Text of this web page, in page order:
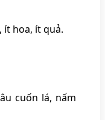
ít hoa, ít quả.
cuốn lá, nấm